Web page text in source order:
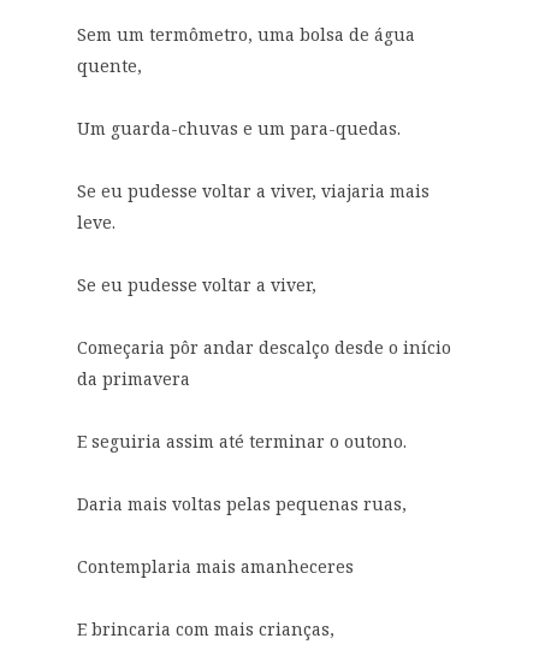
Sem um termômetro, uma bolsa de água
quente,
Um guarda-chuvas e um para-quedas.
Se eu pudesse voltar a viver, viajaria mais
leve.
Se eu pudesse voltar a viver,
Começaria pôr andar descalço desde o início
da primavera
E seguiria assim até terminar o outono.
Daria mais voltas pelas pequenas ruas,
Contemplaria mais amanheceres
E brincaria com mais crianças,